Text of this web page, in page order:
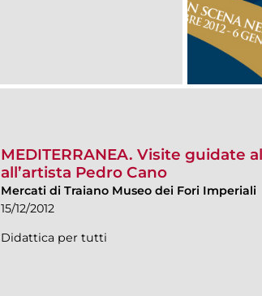
MEDITERRANEA. Visite guidate
all’artista Pedro Cano
Mercati di Traiano Museo dei Fori Imperiali
15/12/2012
Didattica per tutti